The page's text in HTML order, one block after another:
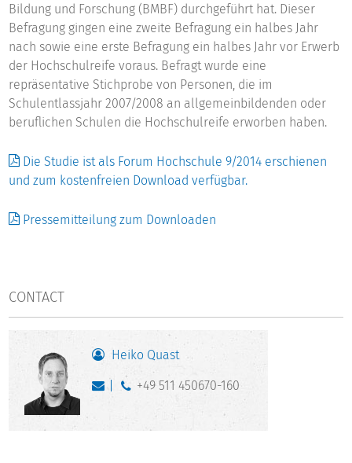
Bildung und Forschung (BMBF) durchgeführt hat. Dieser
Befragung gingen eine zweite Befragung ein halbes Jahr
nach sowie eine erste Befragung ein halbes Jahr vor Erwerb
der Hochschulreife voraus. Befragt wurde eine
repräsentative Stichprobe von Personen, die im
Schulentlassjahr 2007/2008 an allgemeinbildenden oder
beruflichen Schulen die Hochschulreife erworben haben.
Die Studie ist als Forum Hochschule 9/2014 erschienen
und zum kostenfreien Download verfügbar.
Pressemitteilung zum Downloaden
CONTACT
Heiko Quast
+49 511 450670-160